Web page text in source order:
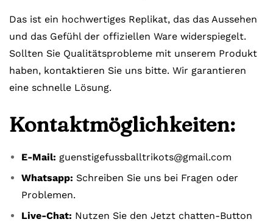
Das ist ein hochwertiges Replikat, das das Aussehen
und das Gefühl der offiziellen Ware widerspiegelt.
Sollten Sie Qualitätsprobleme mit unserem Produkt
haben, kontaktieren Sie uns bitte. Wir garantieren
eine schnelle Lösung.
Kontaktmöglichkeiten:
E-Mail: guenstigefussballtrikots@gmail.com
Whatsapp: Schreiben Sie uns bei Fragen oder
Problemen.
Live-Chat: Nutzen Sie den Jetzt chatten-Button